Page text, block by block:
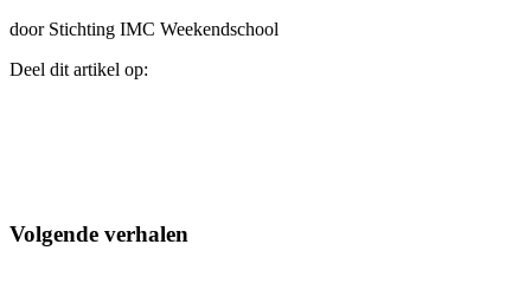
door Stichting IMC Weekendschool
Deel dit artikel op:
Volgende verhalen